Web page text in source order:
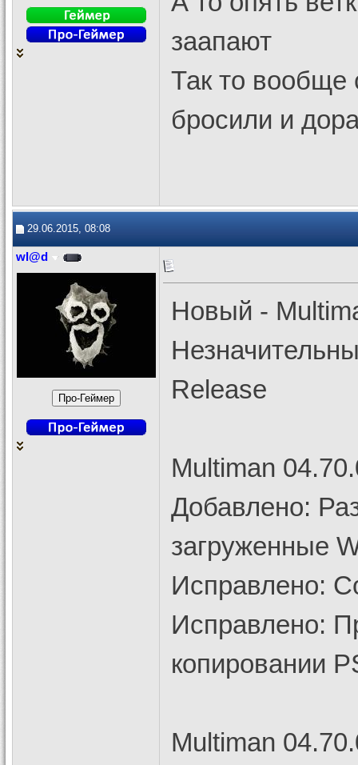
заапают
Так то вообще
бросили и
29.06.2015, 08:08
wl@d
Новый -
Release
Multiman
Добавлено:
загруженные
Исправлено:
Исправлено:
копировании
Multiman